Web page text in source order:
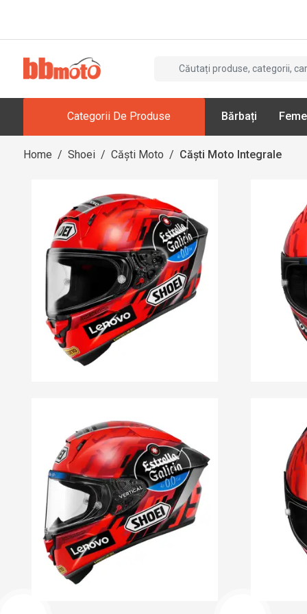
Categorii De Produse Bărbați
Home / Shoei / Căști Moto / Căști Moto Integrale